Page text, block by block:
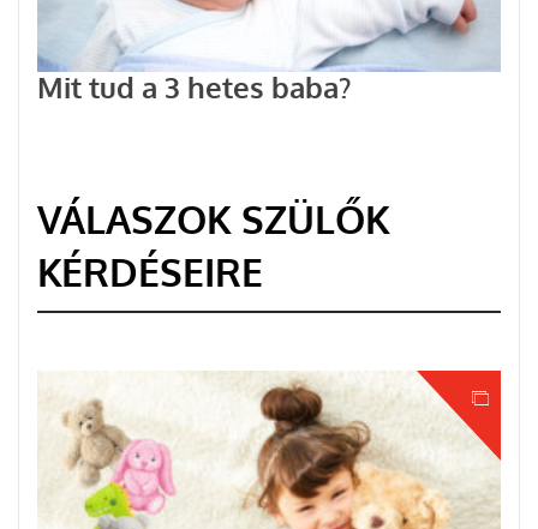
Mit tud a 3 hetes baba?
VÁLASZOK SZÜLŐK
KÉRDÉSEIRE